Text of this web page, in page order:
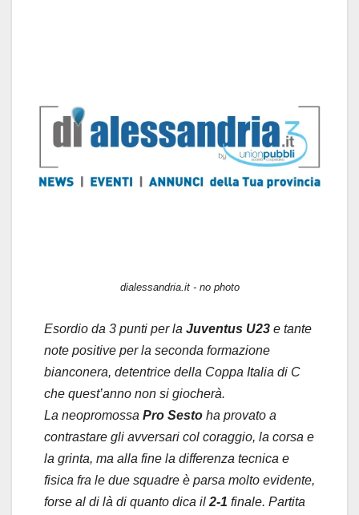
dialessandria.it - no photo
Esordio da 3 punti per la Juventus U23 e tante
note positive per la seconda formazione
bianconera, detentrice della Coppa Italia di C
che quest’anno non si giocherà.
La neopromossa Pro Sesto ha provato a
contrastare gli avversari col coraggio, la corsa e
la grinta, ma alla fine la differenza tecnica e
fisica fra le due squadre è parsa molto evidente,
forse al di là di quanto dica il 2-1 finale. Partita